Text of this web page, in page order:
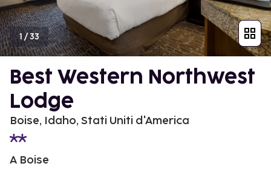
1 /33
Best Western Northwest
Lodge
Boise, Idaho, Stati Uniti d'America
A Boise